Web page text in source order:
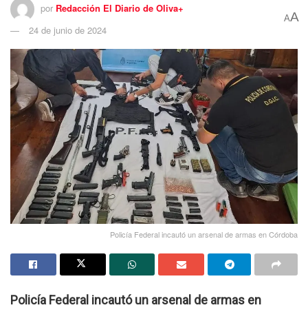
por Redacción El Diario de Oliva+
24 de junio de 2024
AA
Policía Federal incautó un arsenal de armas en Córdoba
Policía Federal incautó un arsenal de armas en